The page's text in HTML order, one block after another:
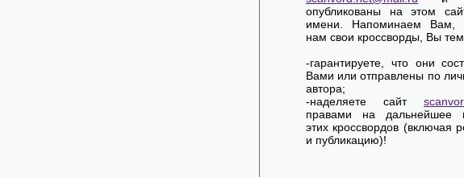
опубликованы на этом
имени. Напоминаем Вам,
нам свои кроссворды, Вы
-гарантируете, что они
Вами или отправлены по
автора;
-наделяете сайт
правами на дальнейшее
этих кроссвордов (включая
и публикацию)!